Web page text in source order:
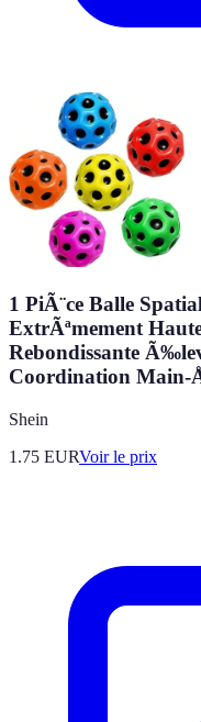
1 PiÃ¨ce Balle
ExtrÃªmement
Rebondissante
Coordination Main-
Shein
1.75 EURVoir le prix